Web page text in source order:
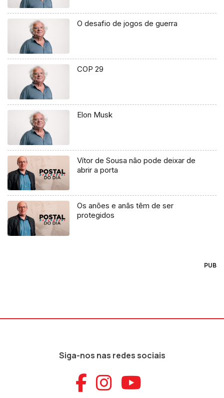
O desafio de jogos de guerra
COP 29
Elon Musk
Vítor de Sousa não pode deixar de
abrir a porta
Os anões e anãs têm de ser
protegidos
PUB
Siga-nos nas redes sociais
Aceder ao
Aceder ao
Aceder